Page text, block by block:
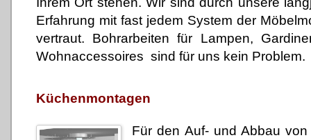
Erfahrung mit fast jedem System der
vertraut. Bohrarbeiten für Lampen,
Wohnaccessoires sind für uns kein Problem.
Küchenmontagen
Für den Auf- und Abbau